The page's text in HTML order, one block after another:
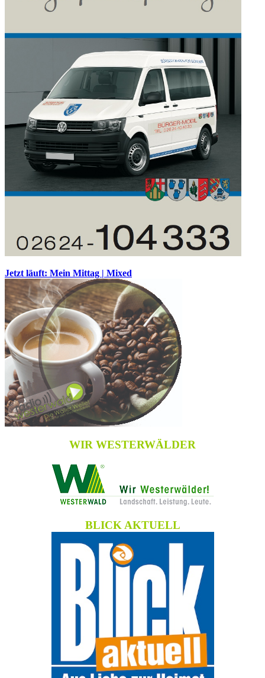
Jetzt läuft: Mein Mittag | Mixed
WIR WESTERWÄLDER
BLICK AKTUELL